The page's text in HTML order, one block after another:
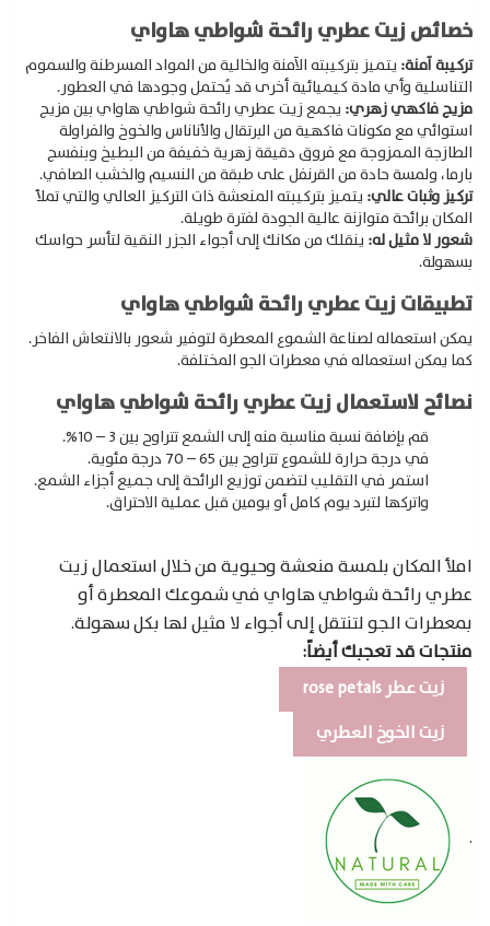
Products
search
خصائص زيت عطري رائحة شواطي هاواي
تركيبة آمنة: يتميز بتركيبته الآمنة والخالية من المواد المسرطنة والسموم
التناسلية وأي مادة كيميائية أخرى قد يُحتمل وجودها في العطور.
مزيج فاكهي زهري: يجمع زيت عطري رائحة شواطي هاواي بين مزيج
استوائي مع مكونات فاكهية من البرتقال والأناناس والخوخ والفراولة
الطازجة الممزوجة مع فروق دقيقة زهرية خفيفة من البطيخ وبنفسج
بارما، ولمسة حادة من القرنفل على طبقة من النسيم والخشب الصافي.
تركيز وثبات عالي: يتميز بتركيبته المنعشة ذات التركيز العالي والتي تملأ
المكان برائحة متوازنة عالية الجودة لفترة طويلة.
شعور لا مثيل له: ينقلك من مكانك إلى أجواء الجزر النقية لتأسر حواسك
بسهولة.
تطبيقات زيت عطري رائحة شواطي هاواي
يمكن استعماله لصناعة الشموع المعطرة لتوفير شعور بالانتعاش الفاخر.
كما يمكن استعماله في معطرات الجو المختلفة.
نصائح لاستعمال زيت عطري رائحة شواطي هاواي
قم بإضافة نسبة مناسبة منه إلى الشمع تتراوح بين 3 – 10%.
في درجة حرارة للشموع تتراوح بين 65 – 70 درجة مئوية.
استمر في التقليب لتضمن توزيع الرائحة إلى جميع أجزاء الشمع.
واتركها لتبرد يوم كامل أو يومين قبل عملية الاحتراق.
املأ المكان بلمسة منعشة وحيوية من خلال استعمال زيت
عطري رائحة شواطي هاواي في شموعك المعطرة أو
بمعطرات الجو لتنتقل إلى أجواء لا مثيل لها بكل سهولة.
منتجات قد تعجبك أيضاً:
زيت عطر rose petals
زيت الخوخ العطري
.